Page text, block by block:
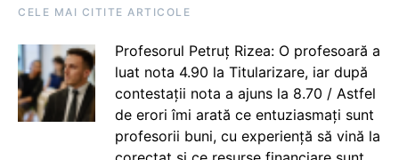
CELE MAI CITITE ARTICOLE
Profesorul Petruț Rizea: O profesoară a
luat nota 4.90 la Titularizare, iar după
contestații nota a ajuns la 8.70 / Astfel
de erori îmi arată ce entuziasmați sunt
profesorii buni, cu experiență să vină la